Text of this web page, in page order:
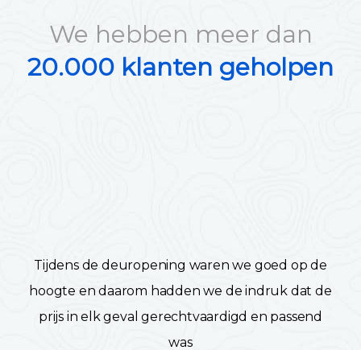
We hebben meer dan
20.000 klanten geholpen
Tijdens de deuropening waren we goed op de
hoogte en daarom hadden we de indruk dat de
prijs in elk geval gerechtvaardigd en passend
was